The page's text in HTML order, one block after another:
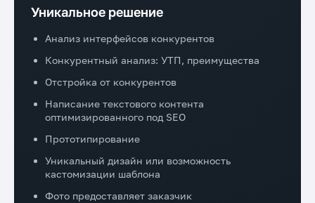
Уникальное решение
Анализ интерфейсов конкурентов
Конкурентный анализ: УТП, преимущества
Отстройка от конкурентов
Написание текстового контента
оптимизированного под SEO
Прототипирование
Уникальный дизайн или возможность
кастомизации шаблона
Фото предоставляет заказчик